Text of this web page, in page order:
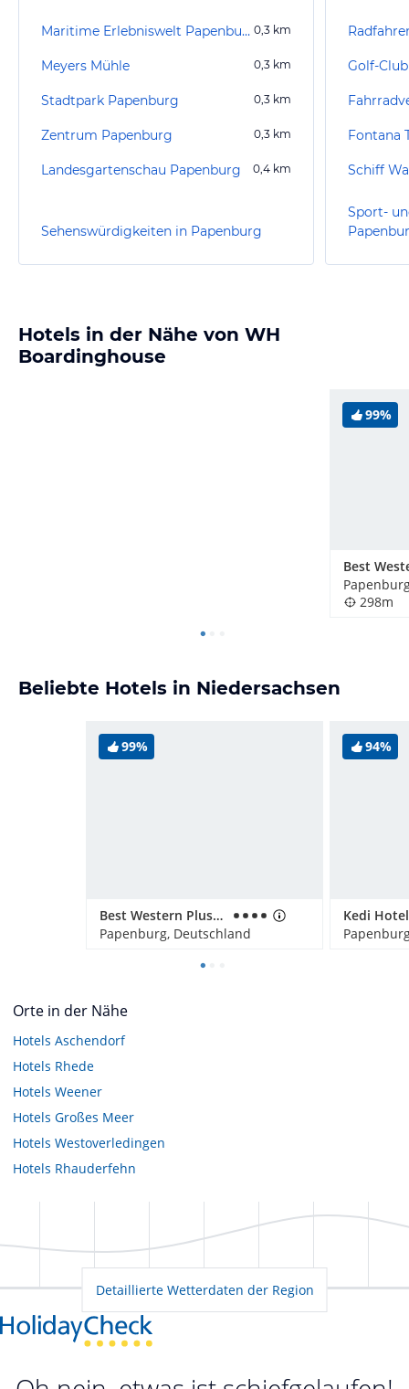
Maritime Erlebniswelt Papenburg 0,3 km
Meyers Mühle 0,3 km
Stadtpark Papenburg 0,3 km
Zentrum Papenburg 0,3 km
Landesgartenschau Papenburg 0,4 km
Sehenswürdigkeiten in Papenburg
Schiff
Sport-
Hotels in der Nähe von WH
Boardinghouse
99%
298m
Beliebte Hotels in Niedersachsen
99%
Best Western Plus Hotel Papenburg
Papenburg, Deutschland
94%
Orte in der Nähe
Hotels Aschendorf
Hotels Rhede
Hotels Weener
Hotels Großes Meer
Hotels Westoverledingen
Hotels Rhauderfehn
Detaillierte Wetterdaten der Region